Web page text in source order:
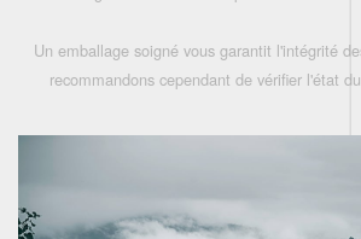
Un emballage soigné vous garantit l'intégrité
recommandons cependant de vérifier l'état